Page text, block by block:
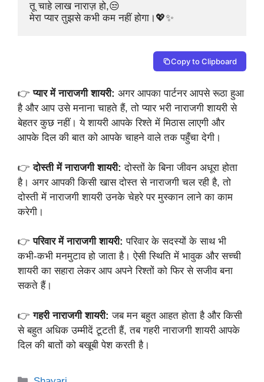
तू चाहे लाख नाराज़ हो,😒
मेरा प्यार तुझसे कभी कम नहीं होगा।💖✨
Copy to Clipboard
👉प्यार में नाराजगी शायरी: अगर आपका पार्टनर आपसे रूठा हुआ
है और आप उसे मनाना चाहते हैं, तो प्यार भरी नाराजगी शायरी से
बेहतर कुछ नहीं। ये शायरी आपके रिश्ते में मिठास लाएगी और
आपके दिल की बात को आपके चाहने वाले तक पहुँचा देगी।
👉दोस्ती में नाराजगी शायरी: दोस्तों के बिना जीवन अधूरा होता
है। अगर आपकी किसी खास दोस्त से नाराजगी चल रही है, तो
दोस्ती में नाराजगी शायरी उनके चेहरे पर मुस्कान लाने का काम
करेगी।
👉परिवार में नाराजगी शायरी: परिवार के सदस्यों के साथ भी
कभी-कभी मनमुटाव हो जाता है। ऐसी स्थिति में भावुक और सच्ची
शायरी का सहारा लेकर आप अपने रिश्तों को फिर से सजीव बना
सकते हैं।
👉गहरी नाराजगी शायरी: जब मन बहुत आहत होता है और किसी
से बहुत अधिक उम्मीदें टूटती हैं, तब गहरी नाराजगी शायरी आपके
दिल की बातों को बखूबी पेश करती है।
Categories